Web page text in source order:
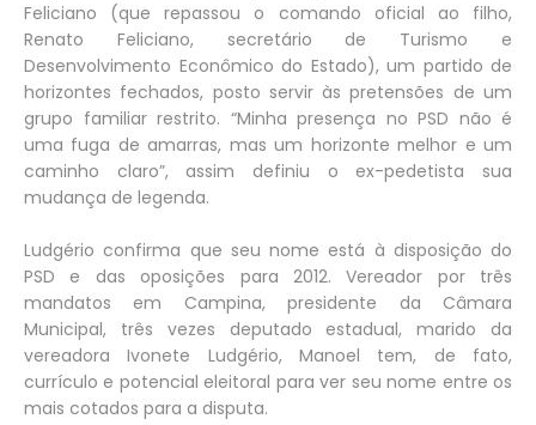
Feliciano (que repassou o comando oficial ao filho,
Renato Feliciano, secretário de Turismo e
Desenvolvimento Econômico do Estado), um partido de
horizontes fechados, posto servir às pretensões de um
grupo familiar restrito. “Minha presença no PSD não é
uma fuga de amarras, mas um horizonte melhor e um
caminho claro”, assim definiu o ex-pedetista sua
mudança de legenda.
Ludgério confirma que seu nome está à disposição do
PSD e das oposições para 2012. Vereador por três
mandatos em Campina, presidente da Câmara
Municipal, três vezes deputado estadual, marido da
vereadora Ivonete Ludgério, Manoel tem, de fato,
currículo e potencial eleitoral para ver seu nome entre os
mais cotados para a disputa.